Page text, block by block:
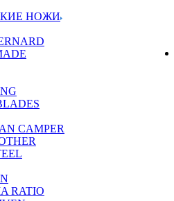
НОЖИ
CAMPER
RATIO